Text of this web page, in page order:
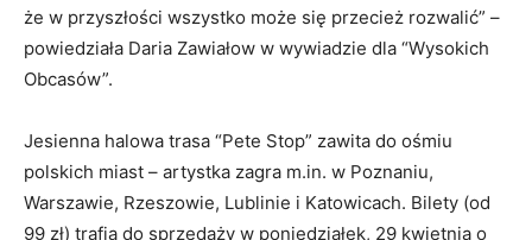
że w przyszłości wszystko może się przecież rozwalić” –
powiedziała Daria Zawiałow w wywiadzie dla “Wysokich
Obcasów”.
Jesienna halowa trasa “Pete Stop” zawita do ośmiu
polskich miast – artystka zagra m.in. w Poznaniu,
Warszawie, Rzeszowie, Lublinie i Katowicach. Bilety (od
99 zł) trafią do sprzedaży w poniedziałek, 29 kwietnia o